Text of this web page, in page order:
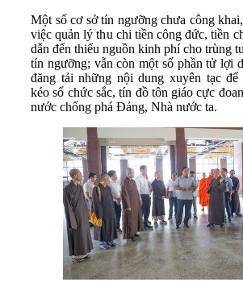
Một số cơ sở tín ngưỡng chưa công
việc quản lý thu chi tiền công đức, tiền
dẫn đến thiếu nguồn kinh phí cho trùng
tín ngưỡng; vẫn còn một số phần tử lợi
đăng tải những nội dung xuyên tạc để
kéo số chức sắc, tín đồ tôn giáo cực
nước chống phá Đảng, Nhà nước ta.